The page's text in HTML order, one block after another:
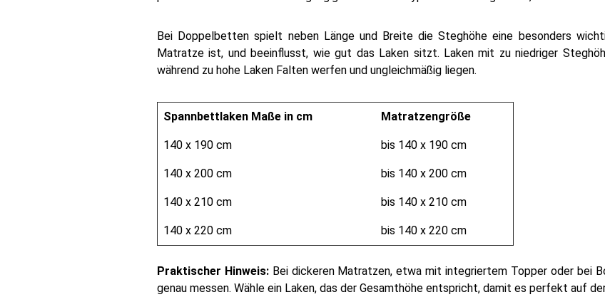
Bei Doppelbetten spielt neben Länge und Breite die Steghöhe eine besonders
Matratze ist, und beeinflusst, wie gut das Laken sitzt. Laken mit zu niedriger
während zu hohe Laken Falten werfen und ungleichmäßig liegen.
Spannbettlaken Maße in cm Matratzengröße
140 x 190 cm bis 140 x 190 cm
140 x 200 cm bis 140 x 200 cm
140 x 210 cm bis 140 x 210 cm
140 x 220 cm bis 140 x 220 cm
Praktischer Hinweis: Bei dickeren Matratzen, etwa mit integriertem Topper oder bei
genau messen. Wähle ein Laken, das der Gesamthöhe entspricht, damit es perfekt auf